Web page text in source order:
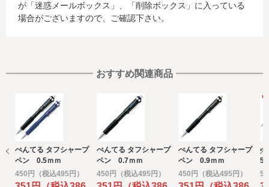
らは、ご利用のカード発行会社及び当該会社が所在する国
を特定することができないため、以下の個人情報保護措置
・発行会社の個人情報保護の措置
なお、個人情報保護委員会のホームページ
(https://www.ppc.go.jp/)では、各国における個人情報保護
制度に関する情報について掲載されています。
お客様が未成年の場合、親権者または後見人の承諾を得た
上で、本サービスを利用するものとします。
e) 個人情報の取扱いの委託について
取得した個人情報の取扱いの全部又は、一部を委託するこ
とがあります。
が「迷惑メールボックス」、「削除ボックス」に入っている
場合がございますので、ご確認下さい。
おすすめ関連商品
ぺんてる タフシャープ
ペン 0.5ｍｍ
450円（税込495円）
ぺんてる タフシャープ
ペン 0.7ｍｍ
450円（税込495円）
ぺんてる タフシャープ
ペン 0.9ｍｍ
450円（税込495円）
ぺ
ペ